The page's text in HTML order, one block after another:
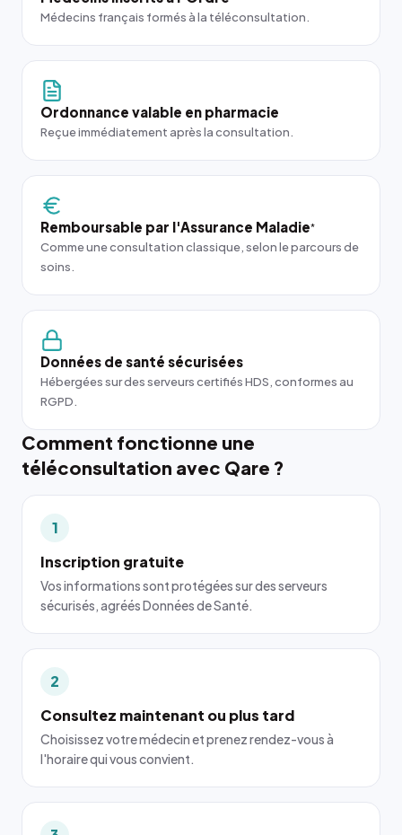
Médecins français formés à la téléconsultation.
Ordonnance valable en pharmacie
Reçue immédiatement après la consultation.
Remboursable par l'Assurance Maladie*
Comme une consultation classique, selon le parcours de
soins.
Données de santé sécurisées
Hébergées sur des serveurs certifiés HDS, conformes au
RGPD.
Comment fonctionne une
téléconsultation avec Qare ?
1
Inscription gratuite
Vos informations sont protégées sur des serveurs
sécurisés, agréés Données de Santé.
2
Consultez maintenant ou plus tard
Choisissez votre médecin et prenez rendez-vous à
l'horaire qui vous convient.